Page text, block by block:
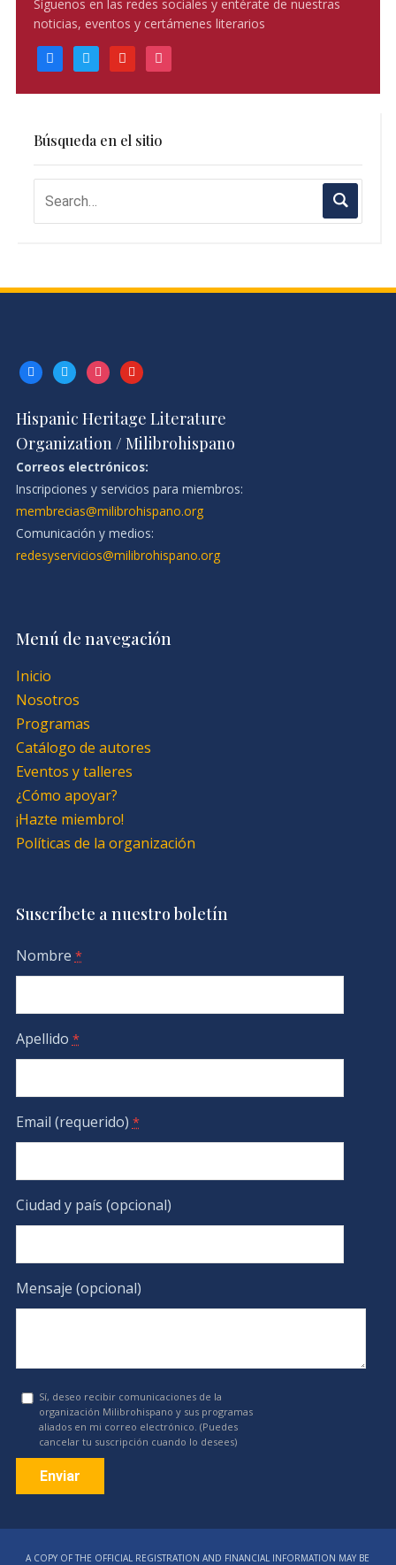
Síguenos en las redes sociales y entérate de nuestras
noticias, eventos y certámenes literarios
facebooktwitter youtube instagram
Búsqueda en el sitio
facebooktwitterinstagramyoutube
Hispanic Heritage Literature
Organization / Milibrohispano
Correos electrónicos:
Inscripciones y servicios para miembros:
membrecias@milibrohispano.org
Comunicación y medios:
redesyservicios@milibrohispano.org
Menú de navegación
Inicio
Nosotros
Programas
Catálogo de autores
Eventos y talleres
¿Cómo apoyar?
¡Hazte miembro!
Políticas de la organización
Suscríbete a nuestro boletín
Nombre *
Apellido *
Email (requerido) *
Ciudad y país (opcional)
Mensaje (opcional)
Sí, deseo recibir comunicaciones de la
organización Milibrohispano y sus programas
aliados en mi correo electrónico. (Puedes
cancelar tu suscripción cuando lo desees)
A COPY OF THE OFFICIAL REGISTRATION AND FINANCIAL INFORMATION MAY BE